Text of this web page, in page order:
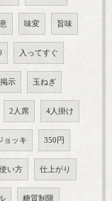
味変 旨味
入ってすぐ
掲示 玉ねぎ
2人席 4人掛け
ョッキ 350円
使い方 仕上がり
糖質制限